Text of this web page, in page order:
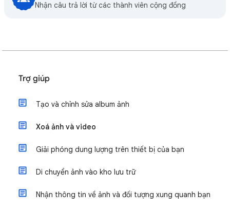
Nhận câu trả lời từ các thành viên cộng đồng
Trợ giúp
Tạo và chỉnh sửa album ảnh
Xoá ảnh và video
Giải phóng dung lượng trên thiết bị của bạn
Di chuyển ảnh vào kho lưu trữ
Nhận thông tin về ảnh và đối tượng xung quanh bạn